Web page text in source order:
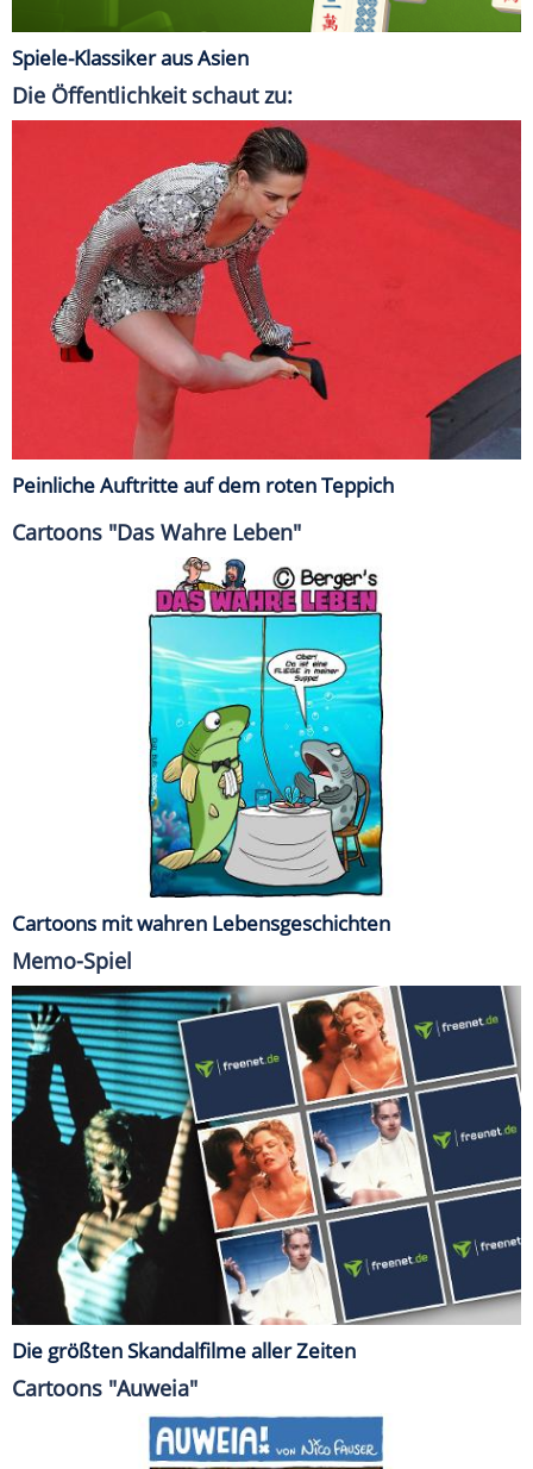
Spiele-Klassiker aus Asien
Die Öffentlichkeit schaut zu:
Peinliche Auftritte auf dem roten Teppich
Cartoons "Das Wahre Leben"
Cartoons mit wahren Lebensgeschichten
Memo-Spiel
Die größten Skandalfilme aller Zeiten
Cartoons "Auweia"